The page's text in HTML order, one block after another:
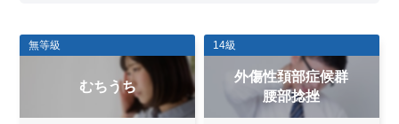
無等級
むちうち
14級
外傷性頚部症候群
腰部捻挫